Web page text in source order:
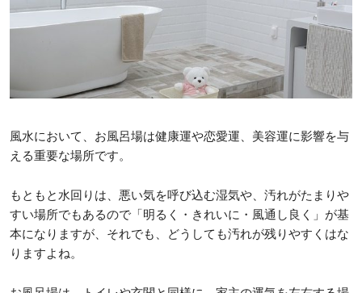
風水において、お風呂場は健康運や恋愛運、美容運に影響を与
える重要な場所です。
もともと水回りは、悪い気を呼び込む湿気や、汚れがたまりや
すい場所でもあるので「明るく・きれいに・風通し良く」が基
本になりますが、それでも、どうしても汚れが残りやすくはな
りますよね。